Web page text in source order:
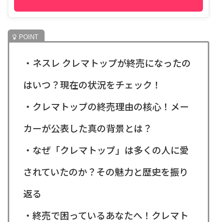
・ネスレ クレマトップが終売になったの
はいつ？現在の状況をチェック！
・クレマトップの終売理由の核心！メー
カーが公表した真の背景とは？
・なぜ「クレマトップ」は多くの人に愛
されていたのか？その魅力と歴史を振り
返る
・終売で困っているあなたへ！クレマト